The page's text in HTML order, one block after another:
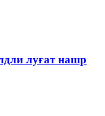
луғат нашр